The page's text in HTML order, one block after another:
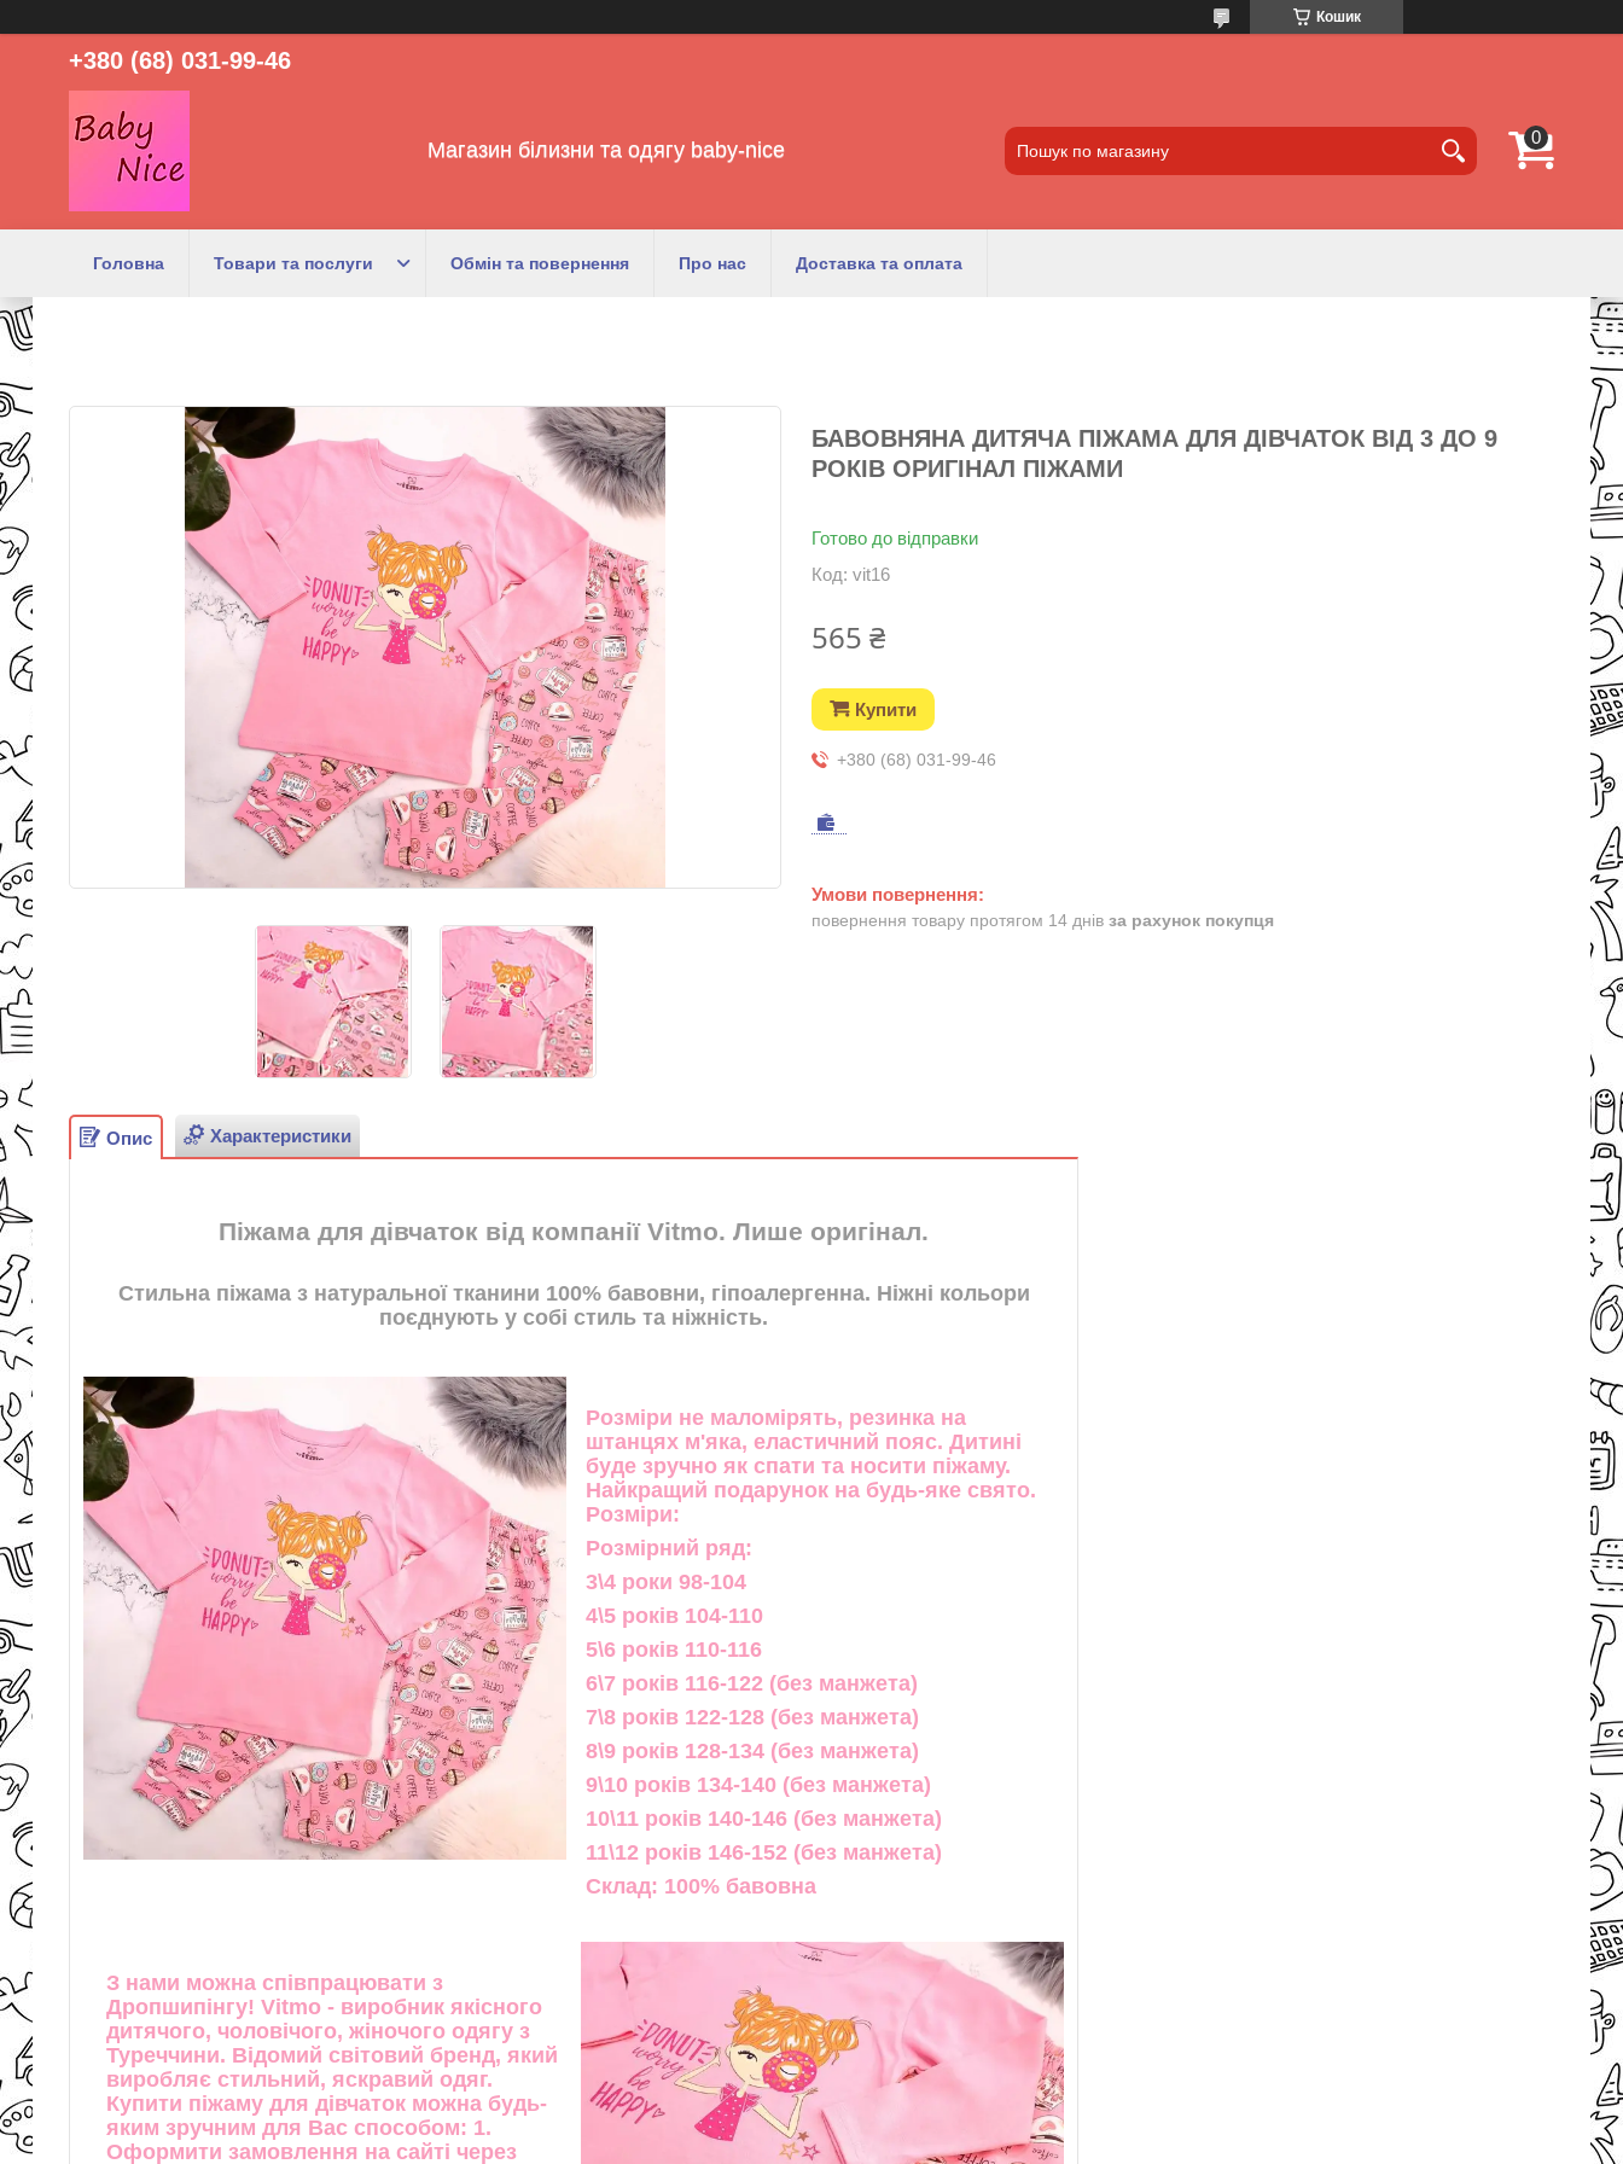
Кошик
+380 (68) 031-99-46
Магазин білизни та одягу baby-nice
Головна Товари та послуги Обмін та повернення Про нас Доставка та оплата
БАВОВНЯНА ДИТЯЧА ПІЖАМА ДЛЯ ДІВЧАТОК ВІД 3 ДО 9
РОКІВ ОРИГІНАЛ ПІЖАМИ
Готово до відправки
Код: vit16
565 ₴
Купити
+380 (68) 031-99-46
повернення товару протягом 14 днів за рахунок покупця
Опис Характеристики
Піжама для дівчаток від компанії Vitmo. Лише оригінал.
Стильна піжама з натуральної тканини 100% бавовни, гіпоалергенна. Ніжні кольори
поєднують у собі стиль та ніжність.
Розміри не маломірять, резинка на
штанцях м'яка, еластичний пояс. Дитині
буде зручно як спати та носити піжаму.
Найкращий подарунок на будь-яке свято.
Розміри:
Розмірний ряд:
3\4 роки 98-104
4\5 років 104-110
5\6 років 110-116
6\7 років 116-122 (без манжета)
7\8 років 122-128 (без манжета)
8\9 років 128-134 (без манжета)
9\10 років 134-140 (без манжета)
10\11 років 140-146 (без манжета)
11\12 років 146-152 (без манжета)
Склад: 100% бавовна
З нами можна співпрацювати з
Дропшипінгу! Vitmo - виробник якісного
дитячого, чоловічого, жіночого одягу з
Туреччини. Відомий світовий бренд, який
виробляє стильний, яскравий одяг.
Купити піжаму для дівчаток можна будь-
яким зручним для Вас способом: 1.
Оформити замовлення на сайті через